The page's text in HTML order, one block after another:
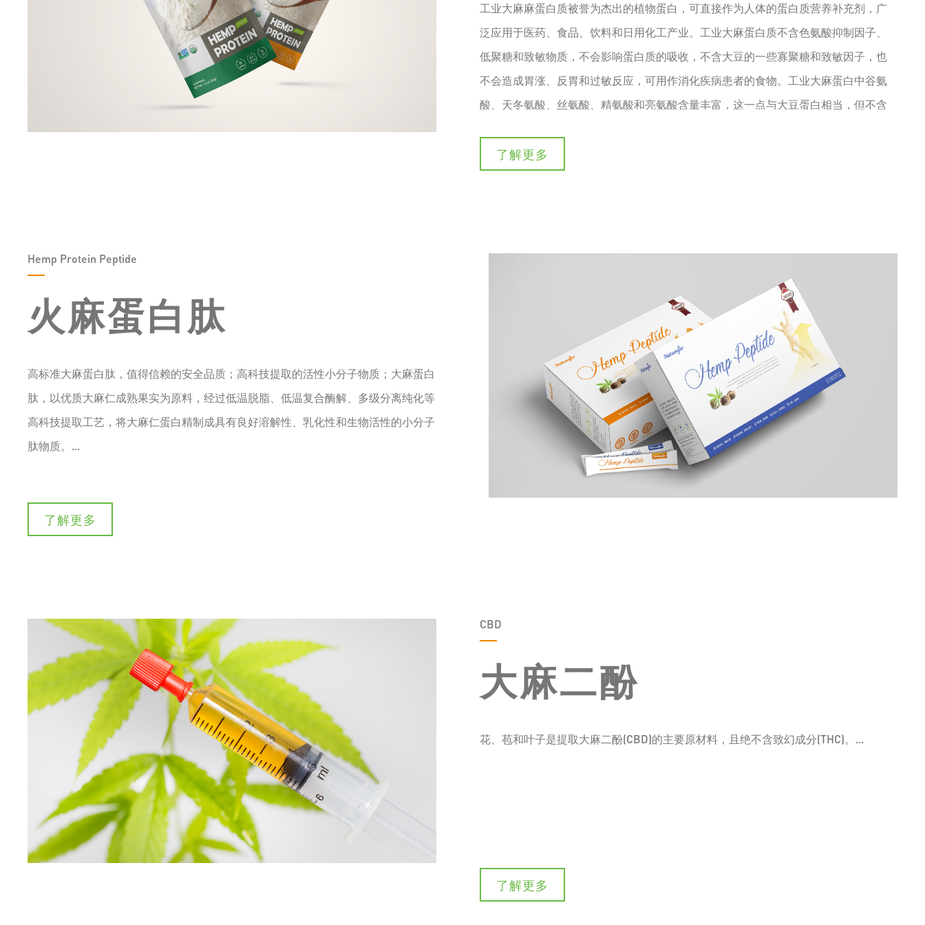
工业大麻麻蛋白质被誉为杰出的植物蛋白，可直接作为人体的蛋白质营养补充剂，广
泛应用于医药、食品、饮料和日用化工产业。工业大麻蛋白质不含色氨酸抑制因子、
低聚糖和致敏物质，不会影响蛋白质的吸收，不含大豆的一些寡聚糖和致敏因子，也
不会造成胃涨、反胃和过敏反应，可用作消化疾病患者的食物。工业大麻蛋白中谷氨
酸、天冬氨酸、丝氨酸、精氨酸和亮氨酸含量丰富，这一点与大豆蛋白相当，但不含
家禽的蛋白质含量。...
了解更多
Hemp Protein Peptide
火麻蛋白肽
高标准大麻蛋白肽，值得信赖的安全品质；高科技提取的活性小分子物质；大麻蛋白
肽，以优质大麻仁成熟果实为原料，经过低温脱脂、低温复合酶解、多级分离纯化等
高科技提取工艺，将大麻仁蛋白精制成具有良好溶解性、乳化性和生物活性的小分子
肽物质。...
了解更多
CBD
大麻二酚
花、苞和叶子是提取大麻二酚(CBD)的主要原材料，且绝不含致幻成分(THC)。...
了解更多